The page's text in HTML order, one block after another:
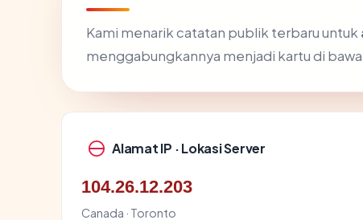
Kami menarik catatan publik terbaru untuk
menggabungkannya menjadi kartu di
Alamat IP · Lokasi Server
104.26.12.203
Canada · Toronto